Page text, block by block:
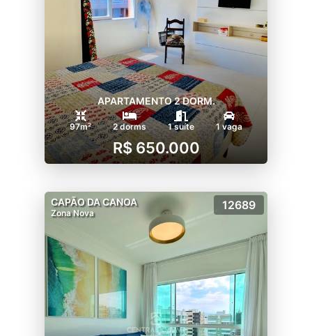
APARTAMENTO 2 DORM.
97m² 2 dorms 1 suíte 1 vaga
R$ 650.000
CAPÃO DA CANOA
Zona Nova
12689